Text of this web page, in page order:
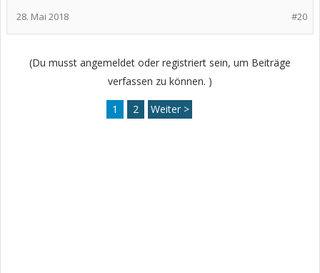
#20
28. Mai 2018
(Du musst angemeldet oder registriert sein, um Beiträge
verfassen zu können. )
1 2 Weiter >